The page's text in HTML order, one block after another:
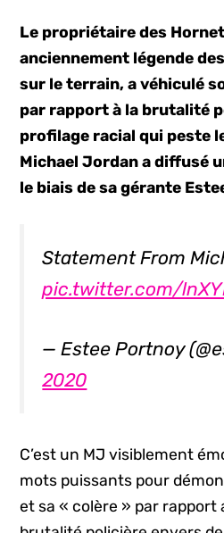
Le propriétaire des
anciennement légende
sur le terrain, a véhiculé
par rapport à la brutalité
profilage racial qui peste
Michael Jordan a diffusé
le biais de sa gérante
Statement From
pic.twitter.com/
— Estee Portnoy
2020
C’est un MJ visiblement
mots puissants pour
et sa « colère » par rapport